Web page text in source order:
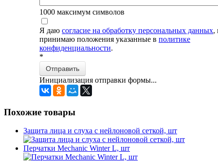
1000 максимум символов
Я даю согласие на обработку персональных данных,
принимаю положения указанные в политике
конфиденциальности.
*
Отправить
Инициализация отправки формы...
Похожие товары
Защита лица и слуха с нейлоновой сеткой, шт
Перчатки Mechanic Winter L, шт